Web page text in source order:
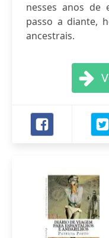
nesses anos de
passo a diante,
ancestrais.